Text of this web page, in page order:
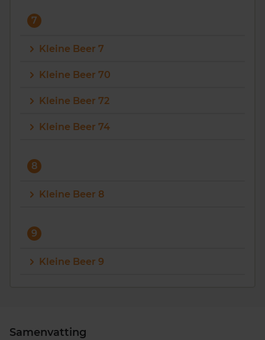
7
Kleine Beer 7
Kleine Beer 70
Kleine Beer 72
Kleine Beer 74
8
Kleine Beer 8
9
Kleine Beer 9
Samenvatting